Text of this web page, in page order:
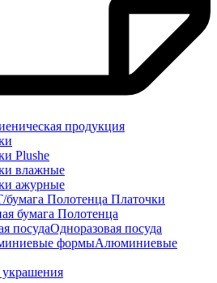
продукция
Plushe
влажные
ажурные
бумага Полотенца Платочки
бумага Полотенца
Одноразовая посуда
Алюминиевые